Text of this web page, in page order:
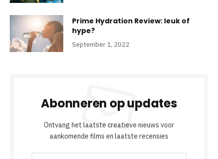
Prime Hydration Review: leuk of
hype?
September 1, 2022
Abonneren op updates
Ontvang het laatste creatieve nieuws voor
aankomende films en laatste recensies